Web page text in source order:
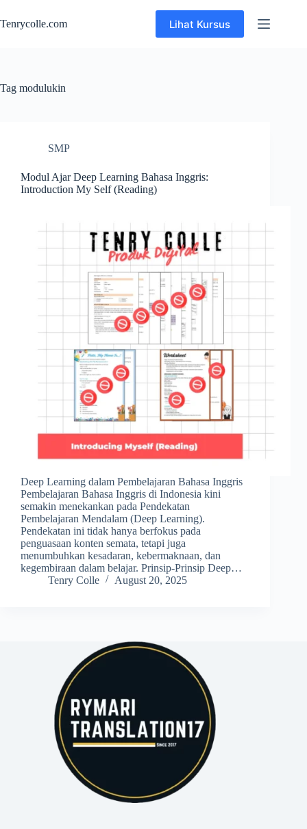
to
content
Tenrycolle.com Lihat Kursus
Tag modulukin
SMP
Modul Ajar Deep Learning Bahasa Inggris:
Introduction My Self (Reading)
Deep Learning dalam Pembelajaran Bahasa Inggris
Pembelajaran Bahasa Inggris di Indonesia kini
semakin menekankan pada Pendekatan
Pembelajaran Mendalam (Deep Learning).
Pendekatan ini tidak hanya berfokus pada
penguasaan konten semata, tetapi juga
menumbuhkan kesadaran, kebermaknaan, dan
kegembiraan dalam belajar. Prinsip-Prinsip Deep…
Tenry Colle
August 20, 2025